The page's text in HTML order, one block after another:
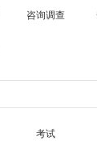
咨询调查
考试